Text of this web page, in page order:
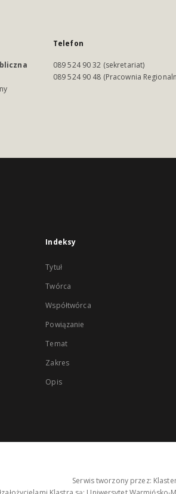
Telefon
089 524 90 32 (sekretariat)
089 524 90 48 (Pracownia
Indeksy
Tytuł
Twórca
Współtwórca
Powiązanie
Temat
Zakres
Opis
Serwis tworzony przez: